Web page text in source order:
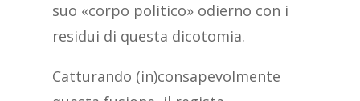
suo «corpo politico» odierno con i
residui di questa dicotomia.
Catturando (in)consapevolmente